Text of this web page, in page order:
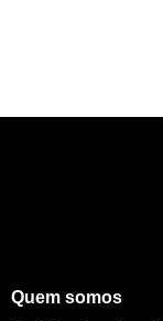
Quem somos